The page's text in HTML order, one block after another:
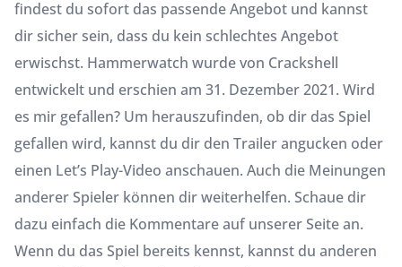
findest du sofort das passende Angebot und kannst
dir sicher sein, dass du kein schlechtes Angebot
erwischst. Hammerwatch wurde von Crackshell
entwickelt und erschien am 31. Dezember 2021. Wird
es mir gefallen? Um herauszufinden, ob dir das Spiel
gefallen wird, kannst du dir den Trailer angucken oder
einen Let’s Play-Video anschauen. Auch die Meinungen
anderer Spieler können dir weiterhelfen. Schaue dir
dazu einfach die Kommentare auf unserer Seite an.
Wenn du das Spiel bereits kennst, kannst du anderen